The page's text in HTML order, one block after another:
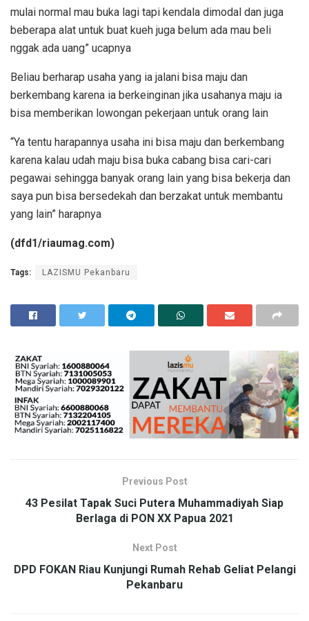
mulai normal mau buka lagi tapi kendala dimodal dan juga
beberapa alat untuk buat kueh juga belum ada mau beli
nggak ada uang” ucapnya
Beliau berharap usaha yang ia jalani bisa maju dan
berkembang karena ia berkeinginan jika usahanya maju ia
bisa memberikan lowongan pekerjaan untuk orang lain
“Ya tentu harapannya usaha ini bisa maju dan berkembang
karena kalau udah maju bisa buka cabang bisa cari-cari
pegawai sehingga banyak orang lain yang bisa bekerja dan
saya pun bisa bersedekah dan berzakat untuk membantu
yang lain” harapnya
(dfd1/riaumag.com)
Tags: LAZISMU Pekanbaru
Previous Post
43 Pesilat Tapak Suci Putera Muhammadiyah Siap
Berlaga di PON XX Papua 2021
Next Post
DPD FOKAN Riau Kunjungi Rumah Rehab Geliat Pelangi
Pekanbaru